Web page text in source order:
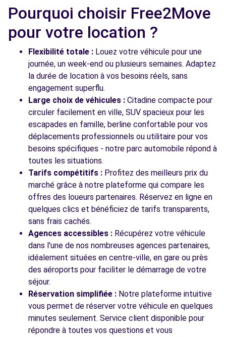
Pourquoi choisir Free2Move
pour votre location ?
Flexibilité totale : Louez votre véhicule pour une
journée, un week-end ou plusieurs semaines. Adaptez
la durée de location à vos besoins réels, sans
engagement superflu.
Large choix de véhicules : Citadine compacte pour
circuler facilement en ville, SUV spacieux pour les
escapades en famille, berline confortable pour vos
déplacements professionnels ou utilitaire pour vos
besoins spécifiques - notre parc automobile répond à
toutes les situations.
Tarifs compétitifs : Profitez des meilleurs prix du
marché grâce à notre plateforme qui compare les
offres des loueurs partenaires. Réservez en ligne en
quelques clics et bénéficiez de tarifs transparents,
sans frais cachés.
Agences accessibles : Récupérez votre véhicule
dans l'une de nos nombreuses agences partenaires,
idéalement situées en centre-ville, en gare ou près
des aéroports pour faciliter le démarrage de votre
séjour.
Réservation simplifiée : Notre plateforme intuitive
vous permet de réserver votre véhicule en quelques
minutes seulement. Service client disponible pour
répondre à toutes vos questions et vous